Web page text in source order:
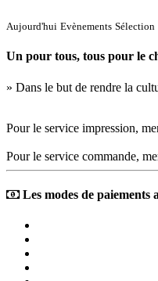
Aujourd'hui Evènements Sélection
Un pour tous, tous pour le
» Dans le but de rendre la
Pour le service impression,
Pour le service commande,
Les modes de paiements